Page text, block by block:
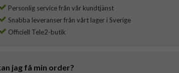
Personlig service från vår kundtjänst
Snabba leveranser från vårt lager i Sverige
Officiell Tele2-butik
jag få min order?